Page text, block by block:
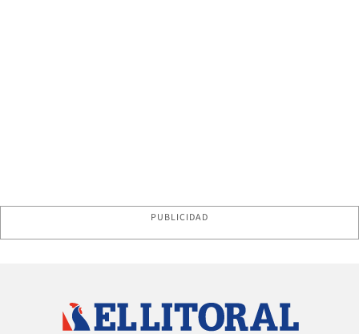
PUBLICIDAD